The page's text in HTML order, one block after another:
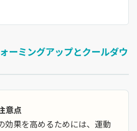
ーミングアップとクールダウ
意点
効果を高めるためには、運動